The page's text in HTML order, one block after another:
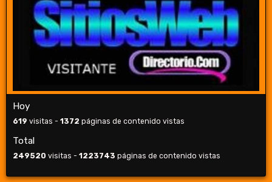
Hoy
619 visitas - 1372 páginas de contenido vistas
Total
249520 visitas - 1223743 páginas de contenido vistas